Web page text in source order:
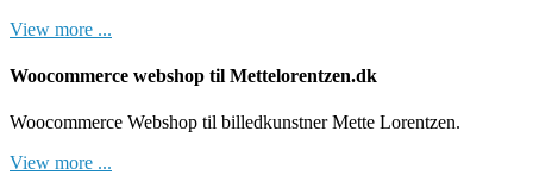
View more ...
Woocommerce webshop til Mettelorentzen.dk
Woocommerce Webshop til billedkunstner Mette Lorentzen.
View more ...